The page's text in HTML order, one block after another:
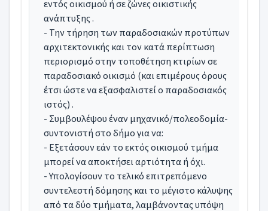
εντός οικισμού ή σε ζώνες οικιστικής
ανάπτυξης .
- Την τήρηση των παραδοσιακών προτύπων
αρχιτεκτονικής και τον κατά περίπτωση
περιορισμό στην τοποθέτηση κτιρίων σε
παραδοσιακό οικισμό (και επιμέρους όρους
έτσι ώστε να εξασφαλιστεί ο παραδοσιακός
ιστός) .
- Συμβουλέψου έναν μηχανικό/πολεοδομία-
συντονιστή στο δήμο για να:
- Εξετάσουν εάν το εκτός οικισμού τμήμα
μπορεί να αποκτήσει αρτιότητα ή όχι.
- Υπολογίσουν το τελικό επιτρεπόμενο
συντελεστή δόμησης και το μέγιστο κάλυψης
από τα δύο τμήματα, λαμβάνοντας υπόψη